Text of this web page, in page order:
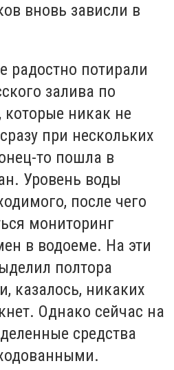
вновь зависли в
радостно потирали
залива по
никак не
при нескольких
то пошла в
Уровень воды
после чего
мониторинг
в водоеме. На эти
полтора
казалось, никаких
Однако сейчас на
средства